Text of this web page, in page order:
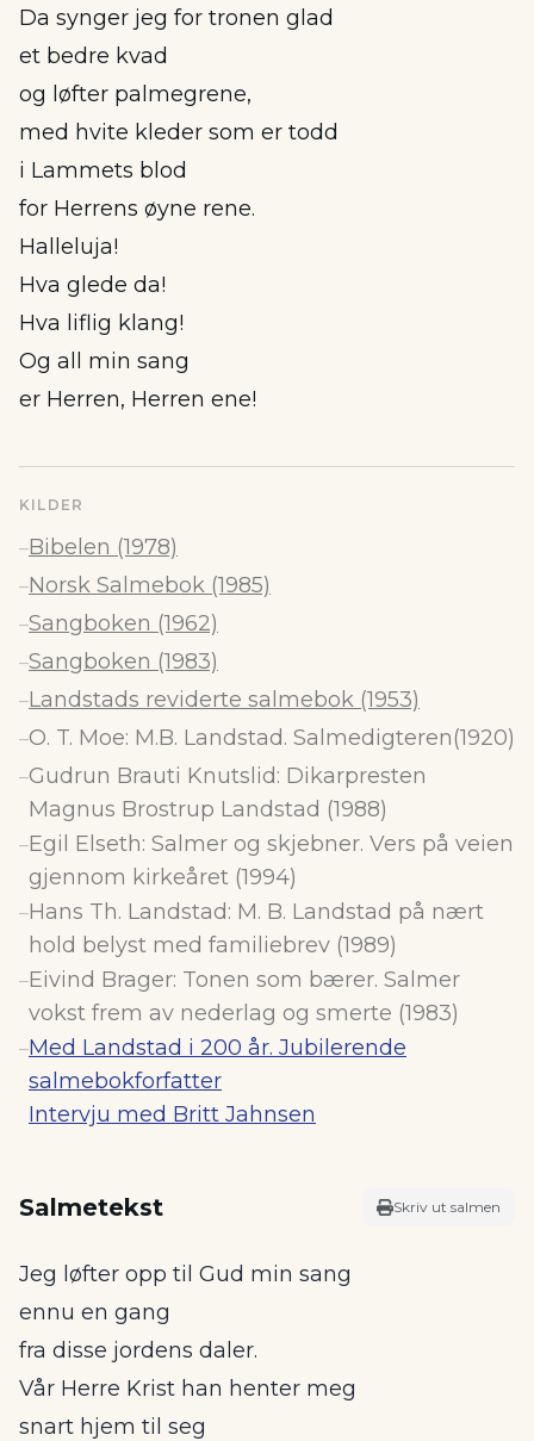
Da synger jeg for tronen glad
et bedre kvad
og løfter palmegrene,
med hvite kleder som er todd
i Lammets blod
for Herrens øyne rene.
Halleluja!
Hva glede da!
Hva liflig klang!
Og all min sang
er Herren, Herren ene!
KILDER
–Bibelen (1978)
–Norsk Salmebok (1985)
–Sangboken (1962)
–Sangboken (1983)
–Landstads reviderte salmebok (1953)
–O. T. Moe: M.B. Landstad. Salmedigteren(1920)
–Gudrun Brauti Knutslid: Dikarpresten
Magnus Brostrup Landstad (1988)
–Egil Elseth: Salmer og skjebner. Vers på veien
gjennom kirkeåret (1994)
–Hans Th. Landstad: M. B. Landstad på nært
hold belyst med familiebrev (1989)
–Eivind Brager: Tonen som bærer. Salmer
vokst frem av nederlag og smerte (1983)
–Med Landstad i 200 år. Jubilerende
salmebokforfatter
Intervju med Britt Jahnsen
Salmetekst Skriv ut salmen
Jeg løfter opp til Gud min sang
ennu en gang
fra disse jordens daler.
Vår Herre Krist han henter meg
snart hjem til seg